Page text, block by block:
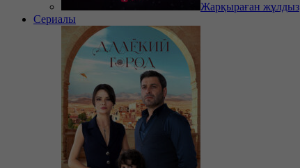
Жарқыраған жұлдыз
Сериалы